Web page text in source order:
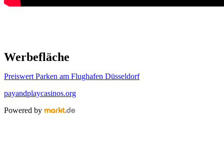
Werbefläche
Preiswert Parken am Flughafen Düsseldorf
payandplaycasinos.org
Powered by